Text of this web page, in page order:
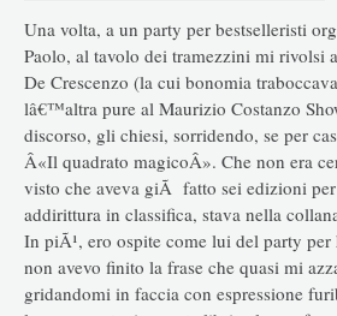
Una volta, a un party per bestselleristi
Paolo, al tavolo dei tramezzini mi rivolsi
De Crescenzo (la cui bonomia
lâ€™altra pure al Maurizio Costanzo
discorso, gli chiesi, sorridendo, se per
Â«Il quadrato magicoÂ». Che non era
visto che aveva giÃ fatto sei edizioni
addirittura in classifica, stava nella
In piÃ¹, ero ospite come lui del party per
non avevo finito la frase che quasi mi
gridandomi in faccia con espressione